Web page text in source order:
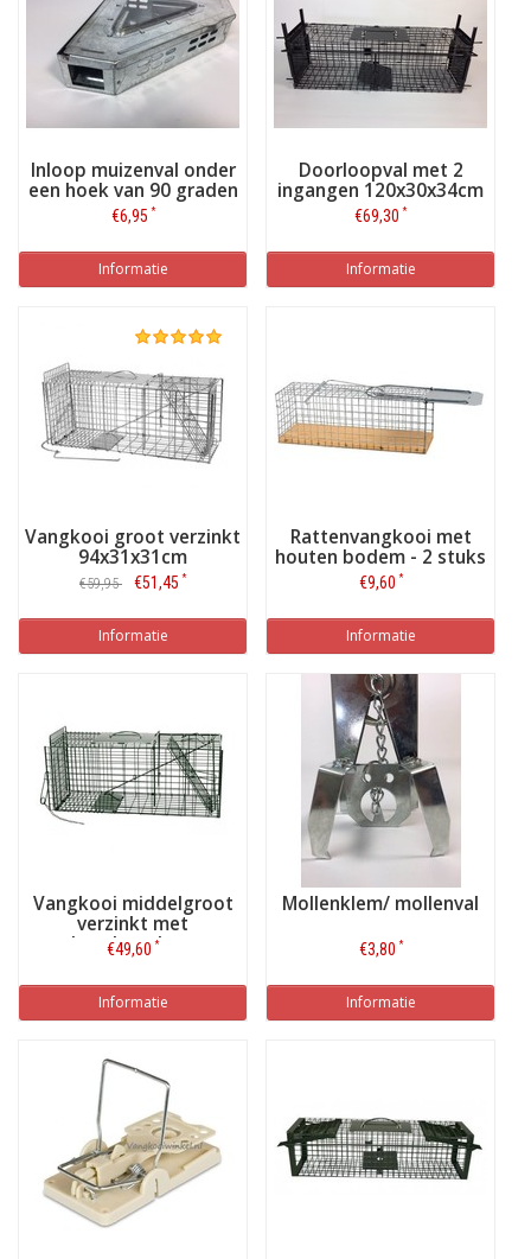
Inloop muizenval onder
een hoek van 90 graden
€6,95 *
Informatie
Doorloopval met 2
ingangen 120x30x34cm
€69,30 *
Informatie
Vangkooi groot verzinkt
94x31x31cm
€59,95 €51,45 *
Informatie
Rattenvangkooi met
houten bodem - 2 stuks
€9,60 *
Informatie
Vangkooi middelgroot
verzinkt met
beschermlaag
82x26,5x34cm
€49,60 *
Informatie
Mollenklem/ mollenval
€3,80 *
Informatie